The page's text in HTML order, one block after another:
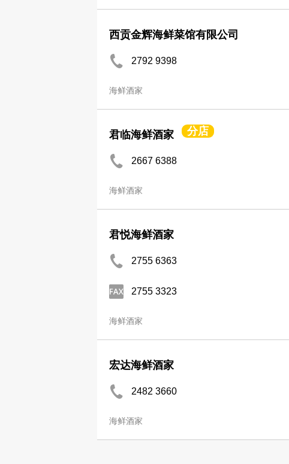
西贡金辉海鲜菜馆有限公司
2792 9398
海鲜酒家
君临海鲜酒家 分店
2667 6388
海鲜酒家
君悦海鲜酒家
2755 6363
2755 3323
海鲜酒家
宏达海鲜酒家
2482 3660
海鲜酒家